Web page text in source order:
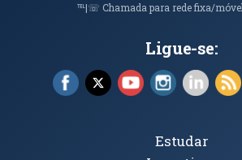
℡|☏ Chamada para rede fixa/
Ligue-se:
Facebook (abre em nova
X (abre em nova janela)
YouTube (abre
Instagram
Tópicos Principais
Estudar